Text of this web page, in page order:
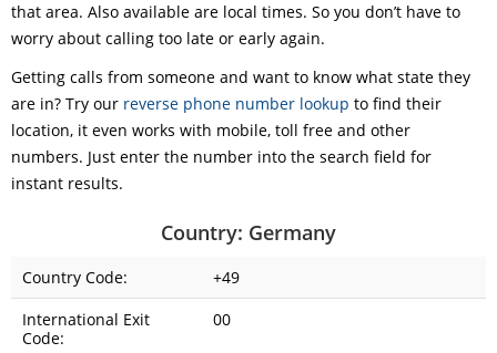
that area. Also available are local times. So you don’t have to
worry about calling too late or early again.
Getting calls from someone and want to know what state they
are in? Try our reverse phone number lookup to find their
location, it even works with mobile, toll free and other
numbers. Just enter the number into the search field for
instant results.
Country: Germany
Country Code:
+49
International Exit
Code:
00